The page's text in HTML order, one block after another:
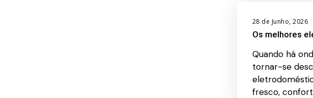
28 de Junho, 2026
Os melhores
Quando há
tornar-se
fresco,